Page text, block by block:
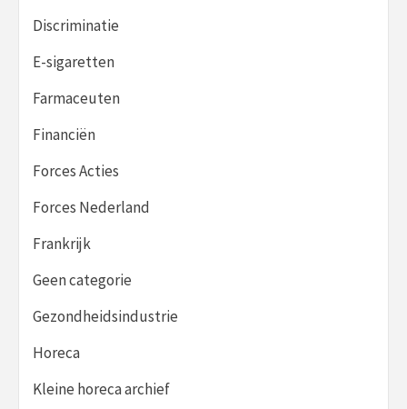
Discriminatie
E-sigaretten
Farmaceuten
Financiën
Forces Acties
Forces Nederland
Frankrijk
Geen categorie
Gezondheidsindustrie
Horeca
Kleine horeca archief